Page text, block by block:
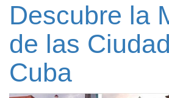
Descubre la
de las
Cuba